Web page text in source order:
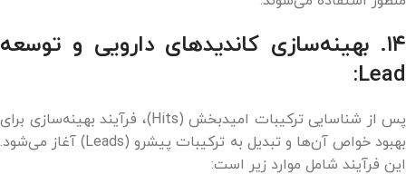
۱۴. بهینه‌سازی کاندیدهای دارویی و توسعه
Lead:
پس از شناسایی ترکیبات امیدبخش (Hits)، فرآیند بهینه‌سازی برای
بهبود خواص آن‌ها و تبدیل به ترکیبات پیشرو (Leads) آغاز می‌شود.
این فرآیند شامل موارد زیر است: